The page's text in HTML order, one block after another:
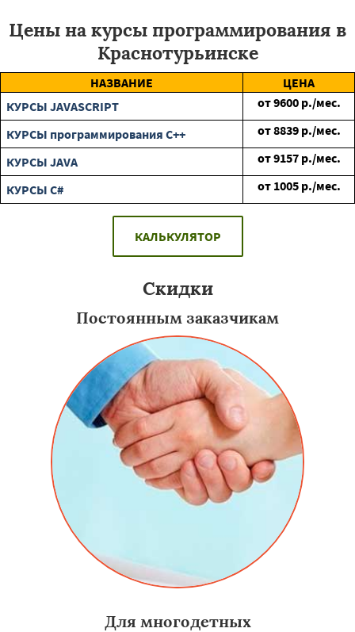
Цены на курсы программирования в
Краснотурьинске
НАЗВАНИЕ
ЦЕНА
КУРСЫ JAVASCRIPT
от9600 р./мес.
КУРСЫ программирования C++
от8839 р./мес.
КУРСЫ JAVA
от9157 р./мес.
КУРСЫ C#
от 1005 р./мес.
КАЛЬКУЛЯТОР
Скидки
Постоянным заказчикам
Для многодетных